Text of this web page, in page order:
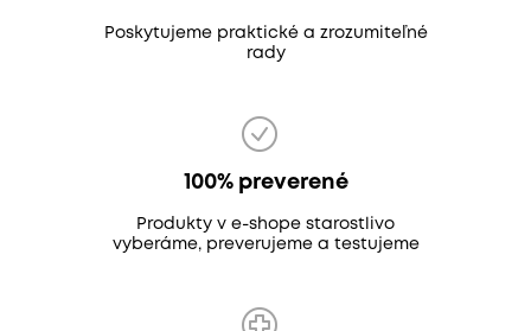
Poskytujeme praktické a zrozumiteľné
rady
100% preverené
Produkty v e-shope starostlivo
vyberáme, preverujeme a testujeme